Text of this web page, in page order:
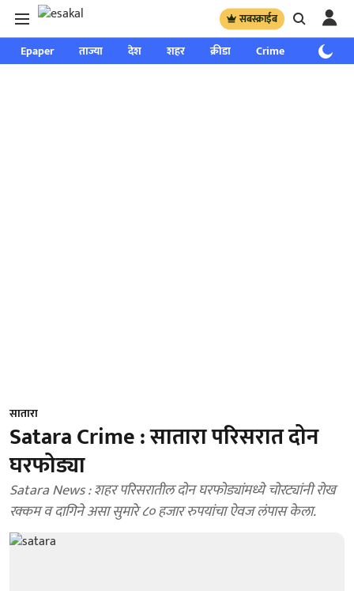
सबस्क्राईब
Epaper ताज्या देश शहर क्रीडा Crime साप्ताहिक
सातारा
Satara Crime : सातारा परिसरात दोन
घरफोड्या
Satara News : शहर परिसरातील दोन घरफोड्यांमध्ये चोरट्यांनी रोख
रक्कम व दागिने असा सुमारे ८० हजार रुपयांचा ऐवज लंपास केला.